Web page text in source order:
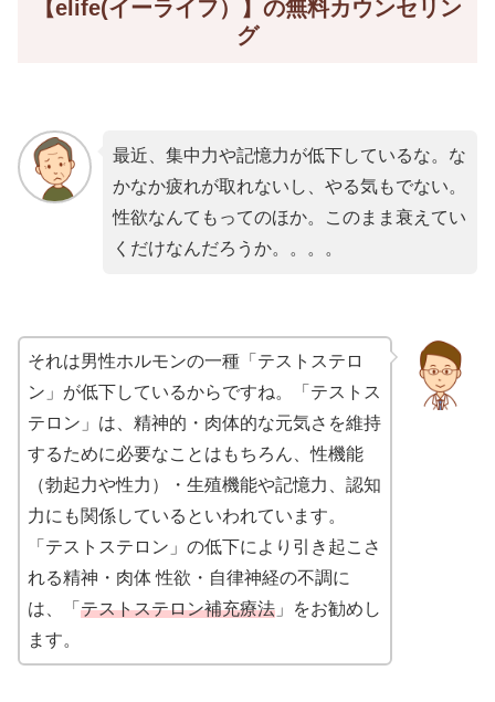
【elife(イーライフ）】の無料カウンセリン
グ
最近、集中力や記憶力が低下しているな。な
かなか疲れが取れないし、やる気もでない。
性欲なんてもってのほか。このまま衰えてい
くだけなんだろうか。。。。
それは男性ホルモンの一種「テストステロ
ン」が低下しているからですね。「テストス
テロン」は、精神的・肉体的な元気さを維持
するために必要なことはもちろん、性機能
（勃起力や性力）・生殖機能や記憶力、認知
力にも関係しているといわれています。
「テストステロン」の低下により引き起こさ
れる精神・肉体 性欲・自律神経の不調に
は、「 テストステロン補充療法 」をお勧めし
ます。